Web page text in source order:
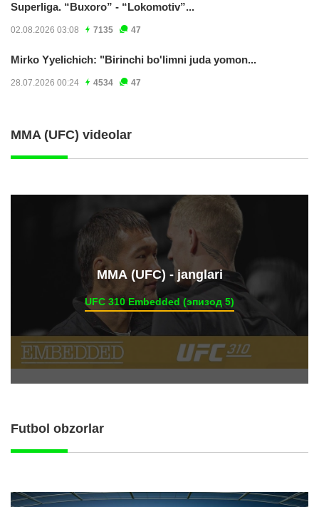
Superliga. “Buxoro” - “Lokomotiv”...
02.08.2026 03:08 7135 47
Mirko Yyelichich: "Birinchi bo'limni juda yomon...
28.07.2026 00:24 4534 47
MMA (UFC) videolar
ММА (UFC) - janglari
UFC 310 Embedded (эпизод 5)
Futbol obzorlar